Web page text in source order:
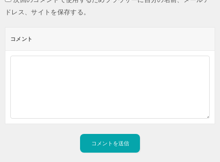
ドレス、サイトを保存する。
コメント